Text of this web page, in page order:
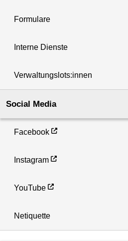
Formulare
Interne Dienste
Verwaltungslots:innen
Social Media
Facebook
Instagram
YouTube
Netiquette